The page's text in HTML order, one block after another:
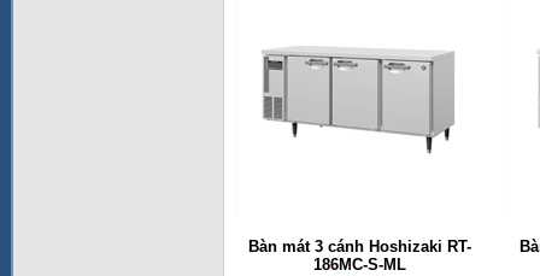
Bàn mát 3 cánh Hoshizaki RT-
186MC-S-ML